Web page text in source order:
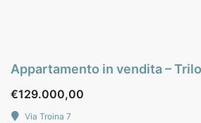
€129.000,00
Via Troina 7